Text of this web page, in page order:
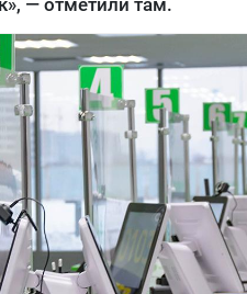
— отметили там.